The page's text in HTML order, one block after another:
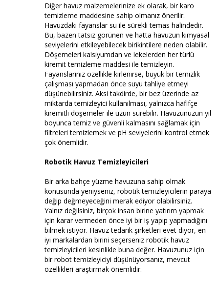
Diğer havuz malzemelerinize ek olarak, bir karo
temizleme maddesine sahip olmanız önerilir.
Havuzdaki fayanslar su ile sürekli temas halindedir.
Bu, bazen tatsız görünen ve hatta havuzun kimyasal
seviyelerini etkileyebilecek birikintilere neden olabilir.
Döşemeleri kalsiyumdan ve lekelerden her türlü
kiremit temizleme maddesi ile temizleyin.
Fayanslarınız özellikle kirlenirse, büyük bir temizlik
çalışması yapmadan önce suyu tahliye etmeyi
düşünebilirsiniz. Aksi takdirde, bir bez üzerinde az
miktarda temizleyici kullanılması, yalnızca hafifçe
kiremitli döşemeler ile uzun sürebilir. Havuzunuzun yıl
boyunca temiz ve güvenli kalmasını sağlamak için
filtreleri temizlemek ve pH seviyelerini kontrol etmek
çok önemlidir.
Robotik Havuz Temizleyicileri
Bir arka bahçe yüzme havuzuna sahip olmak
konusunda yeniyseniz, robotik temizleyicilerin paraya
değip değmeyeceğini merak ediyor olabilirsiniz.
Yalnız değilsiniz, birçok insan birine yatırım yapmak
için karar vermeden önce iyi bir iş yapıp yapmadığını
bilmek istiyor. Havuz tedarik şirketleri evet diyor, en
iyi markalardan birini seçerseniz robotik havuz
temizleyicileri kesinlikle buna değer. Havuzunuz için
bir robot temizleyiciyi düşünüyorsanız, mevcut
özellikleri araştırmak önemlidir.